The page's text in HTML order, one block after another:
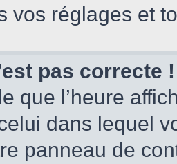
vos réglages et
pas correcte !
que l’heure
dans lequel
panneau de